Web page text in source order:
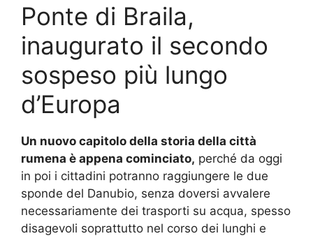
Ponte di Braila,
inaugurato il secondo
sospeso più lungo
d’Europa
Un nuovo capitolo della storia della città
rumena è appena cominciato, perché da oggi
in poi i cittadini potranno raggiungere le due
sponde del Danubio, senza doversi avvalere
necessariamente dei trasporti su acqua, spesso
disagevoli soprattutto nel corso dei lunghi e